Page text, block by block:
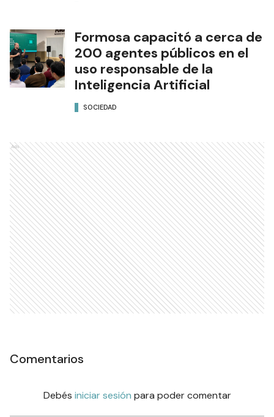
Formosa capacitó a cerca de
200 agentes públicos en el
uso responsable de la
Inteligencia Artificial
SOCIEDAD
Ads
Comentarios
Debés iniciar sesión para poder comentar